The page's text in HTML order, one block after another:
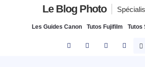
Le Blog Photo
Les Guides Canon Tutos Fujifilm Tutos